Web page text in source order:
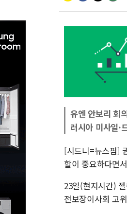
유엔 안보리 회
러시아 미사일·
[시드니=뉴스핌]
할이 중요하다면
23일(현지시간)
전보장이사회 고